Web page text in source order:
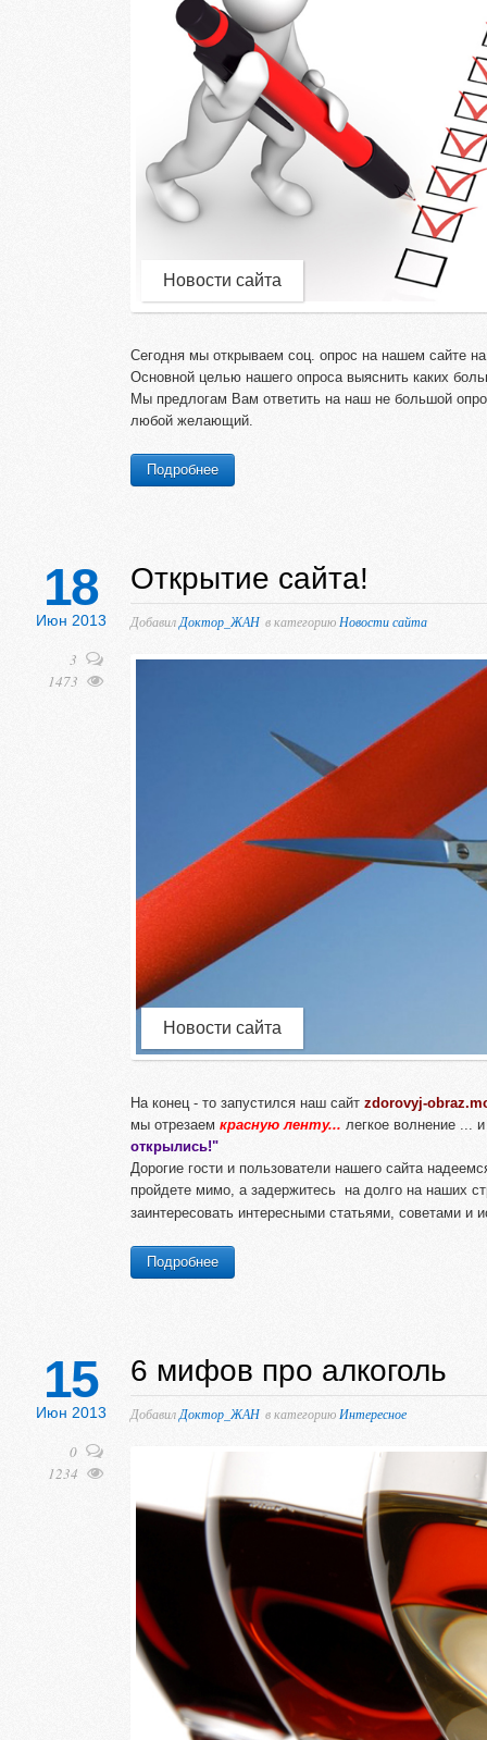
Новости сайта
Сегодня мы открываем соц. опрос на нашем сайте
Основной целью нашего опроса выяснить каких
Мы предлогам Вам ответить на наш не большой
любой желающий.
Подробнее
18
Июн 2013
3
1473
Открытие сайта!
ДобавилДоктор_ЖАН в категорию Новости сайта
Новости сайта
На конец - то запустился наш сайт zdorovyj-
мы отрезаем красную ленту... легкое волнение ...
открылись!"
Дорогие гости и пользователи нашего сайта
пройдете мимо, а задержитесь на долго на наших
заинтересовать интересными статьями, советами и
Подробнее
15
Июн 2013
0
1234
6 мифов про алкоголь
ДобавилДоктор_ЖАН в категорию Интересное